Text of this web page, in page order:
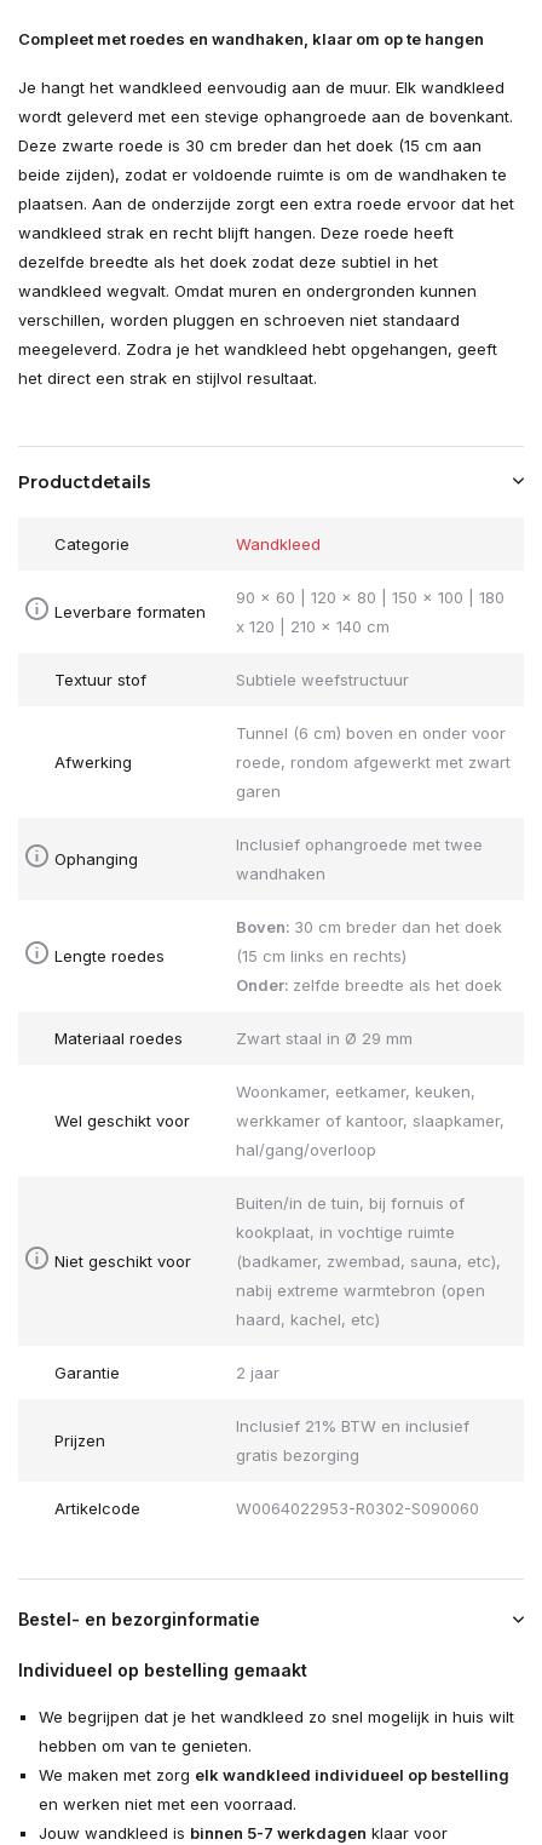
Compleet met roedes en wandhaken, klaar om op te hangen
Je hangt het wandkleed eenvoudig aan de muur. Elk wandkleed
wordt geleverd met een stevige ophangroede aan de bovenkant.
Deze zwarte roede is 30 cm breder dan het doek (15 cm aan
beide zijden), zodat er voldoende ruimte is om de wandhaken te
plaatsen. Aan de onderzijde zorgt een extra roede ervoor dat het
wandkleed strak en recht blijft hangen. Deze roede heeft
dezelfde breedte als het doek zodat deze subtiel in het
wandkleed wegvalt. Omdat muren en ondergronden kunnen
verschillen, worden pluggen en schroeven niet standaard
meegeleverd. Zodra je het wandkleed hebt opgehangen, geeft
het direct een strak en stijlvol resultaat.
Productdetails
Categorie Wandkleed
Leverbare formaten
90 x 60 | 120 x 80 | 150 x 100 | 180
x 120 | 210 x 140 cm
Textuur stof Subtiele weefstructuur
Afwerking
Tunnel (6 cm) boven en onder voor
roede, rondom afgewerkt met zwart
garen
Ophanging
Inclusief ophangroede met twee
wandhaken
Lengte roedes
Boven: 30 cm breder dan het doek
(15 cm links en rechts)
Onder: zelfde breedte als het doek
Materiaal roedes Zwart staal in Ø 29 mm
Wel geschikt voor
Woonkamer, eetkamer, keuken,
werkkamer of kantoor, slaapkamer,
hal/gang/overloop
Niet geschikt voor
Buiten/in de tuin, bij fornuis of
kookplaat, in vochtige ruimte
(badkamer, zwembad, sauna, etc),
nabij extreme warmtebron (open
haard, kachel, etc)
Garantie 2 jaar
Prijzen
Inclusief 21% BTW en inclusief
gratis bezorging
Artikelcode W0064022953-R0302-S090060
Bestel- en bezorginformatie
Individueel op bestelling gemaakt
We begrijpen dat je het wandkleed zo snel mogelijk in huis wilt
hebben om van te genieten.
We maken met zorg elk wandkleed individueel op bestelling
en werken niet met een voorraad.
Jouw wandkleed is binnen 5-7 werkdagen klaar voor